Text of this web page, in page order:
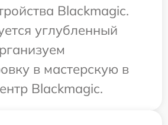
Blackmagic.
углубленный
в мастерскую в
Blackmagic.